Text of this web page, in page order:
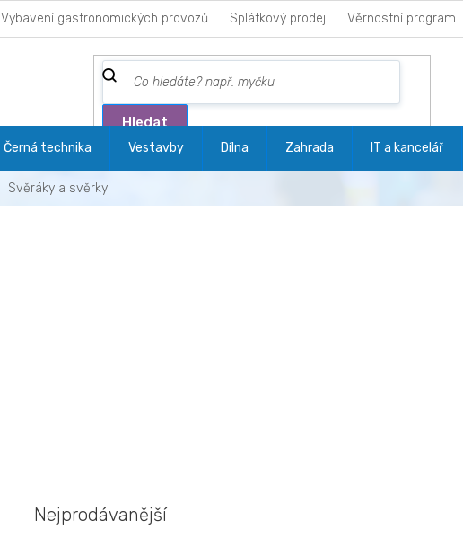
Vybavení gastronomických provozů Splátkový prodej Věrnostní program
Hledat
Černá technika Vestavby Dílna Zahrada IT a kancelář
Svěráky a svěrky
Nejprodávanější